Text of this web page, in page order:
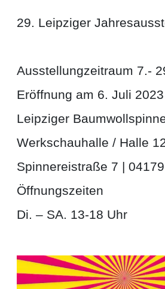
29. Leipziger
Ausstellungzeitraum 7.-
Eröffnung am 6. Juli
Leipziger
Werkschauhalle / Halle
Spinnereistraße 7 |
Öffnungszeiten
Di. – SA. 13-18 Uhr